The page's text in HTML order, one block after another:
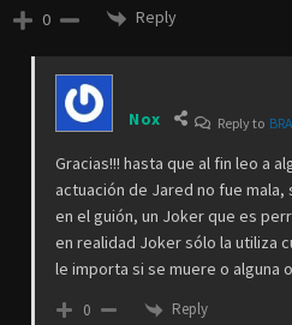
0 Reply
Nox Reply to
Gracias!!! hasta que al fin leo a
actuación de Jared no fue
en el guión, un Joker que es
en realidad Joker sólo la utiliza
le importa si se muere o alguna
0 Reply